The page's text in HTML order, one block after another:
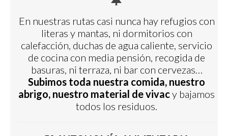
En nuestras rutas casi nunca hay refugios con
literas y mantas, ni dormitorios con
calefacción, duchas de agua caliente, servicio
de cocina con media pensión, recogida de
basuras, ni terraza, ni bar con cervezas…
Subimos toda nuestra comida, nuestro
abrigo, nuestro material de vivacy bajamos
todos los residuos.